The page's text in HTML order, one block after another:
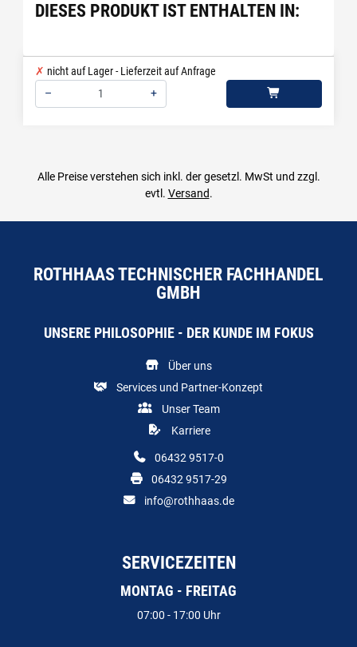
DIESES PRODUKT IST ENTHALTEN IN:
nicht auf Lager - Lieferzeit auf Anfrage
–
+
Alle Preise verstehen sich inkl. der gesetzl. MwSt und zzgl.
evtl. Versand.
ROTHHAAS TECHNISCHER FACHHANDEL
GMBH
UNSERE PHILOSOPHIE - DER KUNDE IM FOKUS
Über uns
Services und Partner-Konzept
Unser Team
Karriere
06432 9517-0
06432 9517-29
info@rothhaas.de
SERVICEZEITEN
MONTAG - FREITAG
07:00 - 17:00 Uhr